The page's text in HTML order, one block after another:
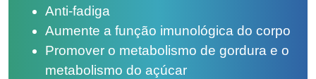
Anti-fadiga
Aumente a função imunológica do corpo
Promover o metabolismo de gordura e o
metabolismo do açúcar